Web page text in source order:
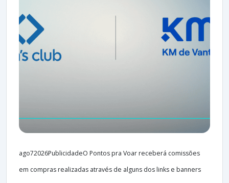
ago72026PublicidadeO Pontos pra Voar receberá comissões
em compras realizadas através de alguns dos links e banners